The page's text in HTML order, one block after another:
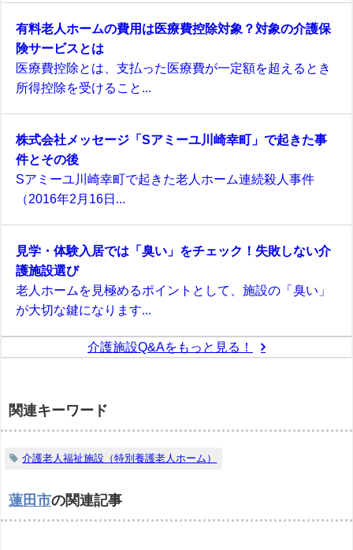
有料老人ホームの費用は医療費控除対象？対象の介護保
険サービスとは
医療費控除とは、支払った医療費が一定額を超えるとき
所得控除を受けること...
株式会社メッセージ「Sアミーユ川崎幸町」で起きた事
件とその後
Sアミーユ川崎幸町で起きた老人ホーム連続殺人事件
（2016年2月16日...
見学・体験入居では「臭い」をチェック！失敗しない介
護施設選び
老人ホームを見極めるポイントとして、施設の「臭い」
が大切な鍵になります...
介護施設Q&Aをもっと見る！
関連キーワード
介護老人福祉施設（特別養護老人ホーム）
蓮田市の関連記事